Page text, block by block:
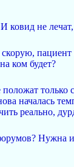
не
ком будет?
началась
реально,
Нужна